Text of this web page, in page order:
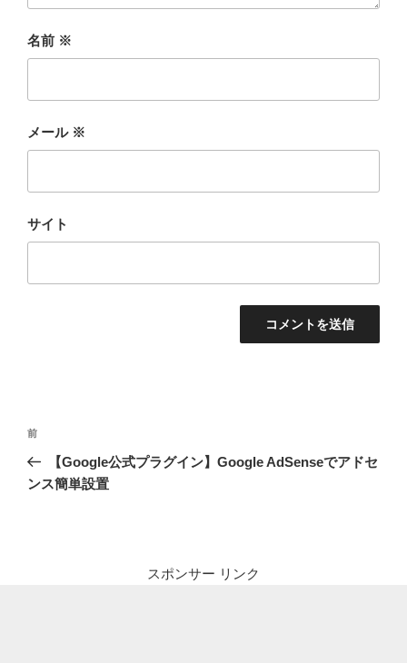
名前 ※
メール ※
サイト
投
ナ
前
の
投
前
【Google公式プラグイン】Google AdSenseでアドセ
ンス簡単設置
スポンサー リンク